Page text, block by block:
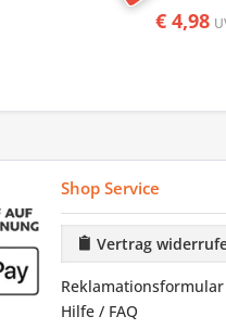
€ 4,98
Shop Service
Vertrag
Reklamationsformular
Hilfe / FAQ